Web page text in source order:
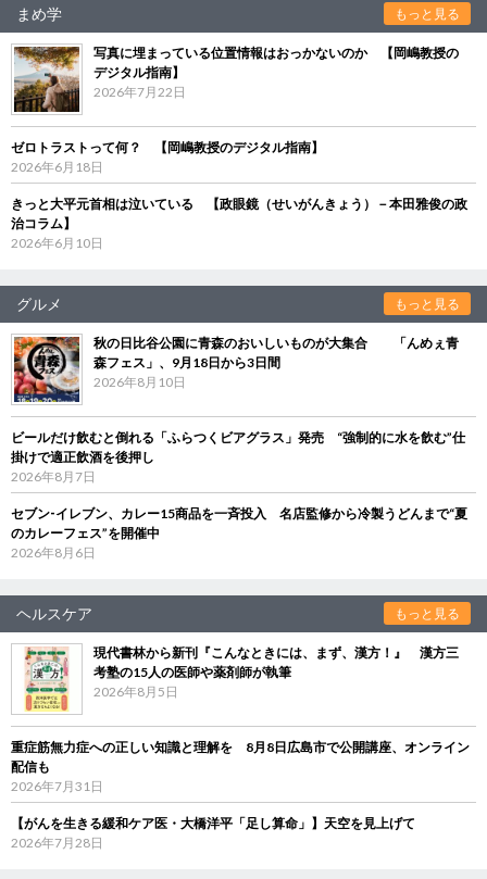
まめ学 もっと見る
写真に埋まっている位置情報はおっかないのか 【岡嶋教授の
デジタル指南】
2026年7月22日
ゼロトラストって何？ 【岡嶋教授のデジタル指南】
2026年6月18日
きっと大平元首相は泣いている 【政眼鏡（せいがんきょう）－本田雅俊の政
治コラム】
2026年6月10日
グルメ もっと見る
秋の日比谷公園に青森のおいしいものが大集合 「んめぇ青
森フェス」、9月18日から3日間
2026年8月10日
ビールだけ飲むと倒れる「ふらつくビアグラス」発売 “強制的に水を飲む”仕
掛けで適正飲酒を後押し
2026年8月7日
セブン‐イレブン、カレー15商品を一斉投入 名店監修から冷製うどんまで“夏
のカレーフェス”を開催中
2026年8月6日
ヘルスケア もっと見る
現代書林から新刊『こんなときには、まず、漢方！』 漢方三
考塾の15人の医師や薬剤師が執筆
2026年8月5日
重症筋無力症への正しい知識と理解を 8月8日広島市で公開講座、オンライン
配信も
2026年7月31日
【がんを生きる緩和ケア医・大橋洋平「足し算命」】天空を見上げて
2026年7月28日